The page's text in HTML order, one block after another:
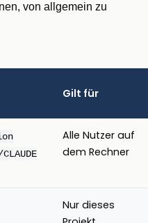
von allgemein zu
Gilt für
Alle Nutzer auf
dem Rechner
Nur dieses